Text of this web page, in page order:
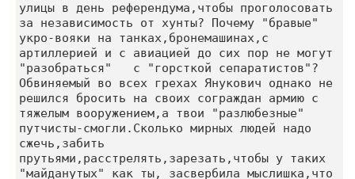
улицы в день референдума,чтобы проголосовать
за независимость от хунты? Почему "бравые"
укро-вояки на танках,бронемашинах,с
артиллерией и с авиацией до сих пор не могут
"разобраться" с "горсткой сепаратистов"?
Обвиняемый во всех грехах Янукович однако не
решился бросить на своих сограждан армию с
тяжелым вооружением,а твои "разлюбезные"
путчисты-смогли.Сколько мирных людей надо
сжечь,забить
прутьями,расстрелять,зарезать,чтобы у таких
"майданутых" как ты, засвербила мыслишка,что